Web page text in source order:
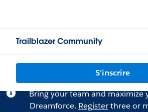
Trailblazer Community
S'inscrire
Bring your team and maximize
Dreamforce. Registerthree or